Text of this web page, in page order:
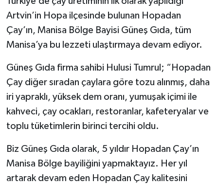
Artvin’in Hopa ilçesinde bulunan Hopadan
Çay’ın, Manisa Bölge Bayisi Güneş Gıda, tüm
Manisa’ya bu lezzeti ulaştırmaya devam ediyor.
Güneş Gıda firma sahibi Hulusi Tumrul; “Hopadan
Çay diğer sıradan çaylara göre tozu alınmış, daha
iri yapraklı, yüksek dem oranı, yumuşak içimi ile
kahveci, çay ocakları, restoranlar, kafeteryalar ve
toplu tüketimlerin birinci tercihi oldu.
Biz Güneş Gıda olarak, 5 yıldır Hopadan Çay’ın
Manisa Bölge bayiliğini yapmaktayız. Her yıl
artarak devam eden Hopadan Çay kalitesini
Akhisar Emlak
Ülke
Etiketler